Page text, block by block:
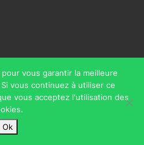
– Tous droits réservés
avec the
vous garantir la meilleure
vous continuez à utiliser ce
vous acceptez l'utilisation des
Ok